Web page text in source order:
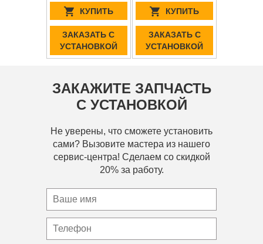
КУПИТЬ
ЗАКАЗАТЬ С
УСТАНОВКОЙ
КУПИТЬ
ЗАКАЗАТЬ С
УСТАНОВКОЙ
ЗАКАЖИТЕ ЗАПЧАСТЬ
С УСТАНОВКОЙ
Не уверены, что сможете установить
сами? Вызовите мастера из нашего
сервис-центра! Сделаем со скидкой
20% за работу.